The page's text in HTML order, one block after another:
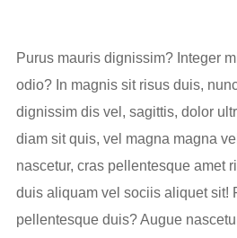
Purus mauris dignissim? Integer
odio? In magnis sit risus duis,
dignissim dis vel, sagittis, dolor
diam sit quis, vel magna magna
nascetur, cras pellentesque amet
duis aliquam vel sociis aliquet sit!
pellentesque duis? Augue